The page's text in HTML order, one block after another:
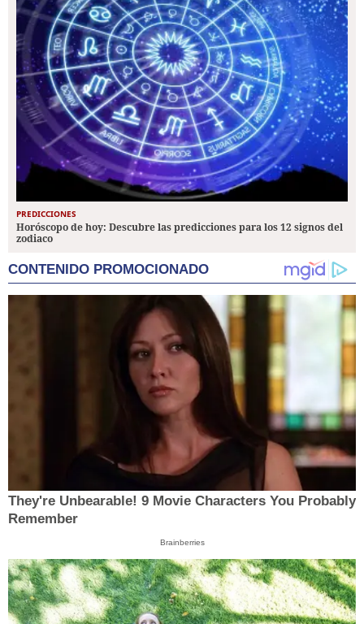
PREDICCIONES
Horóscopo de hoy: Descubre las predicciones para los 12 signos del
zodiaco
CONTENIDO PROMOCIONADO
They're Unbearable! 9 Movie Characters You Probably
Remember
Brainberries